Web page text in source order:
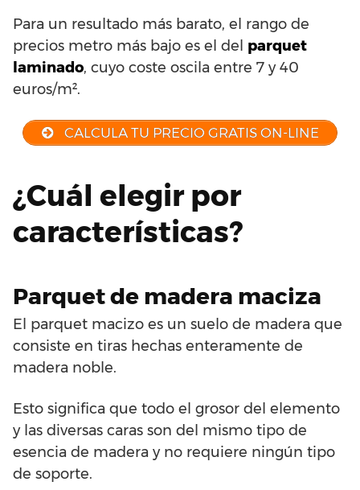
Para un resultado más barato, el rango de
precios metro más bajo es el del parquet
laminado, cuyo coste oscila entre 7 y 40
euros/m².
CALCULA TU PRECIO GRATIS ON-LINE
¿Cuál elegir por
características?
Parquet de madera maciza
El parquet macizo es un suelo de madera que
consiste en tiras hechas enteramente de
madera noble.
Esto significa que todo el grosor del elemento
y las diversas caras son del mismo tipo de
esencia de madera y no requiere ningún tipo
de soporte.